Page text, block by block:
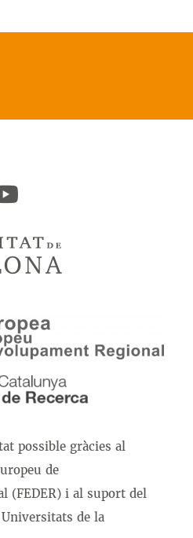
possible gràcies al
de
(FEDER) i al suport del
de la